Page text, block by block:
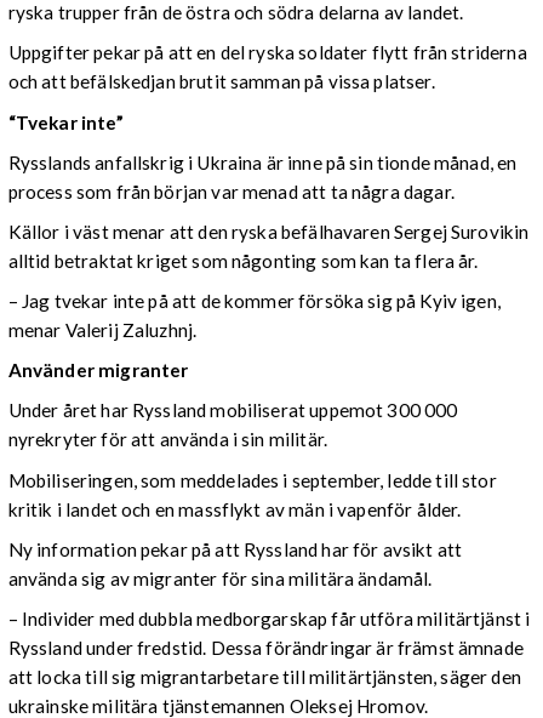
ryska trupper från de östra och södra delarna av landet.
Uppgifter pekar på att en del ryska soldater flytt från striderna
och att befälskedjan brutit samman på vissa platser.
“Tvekar inte”
Rysslands anfallskrig i Ukraina är inne på sin tionde månad, en
process som från början var menad att ta några dagar.
Källor i väst menar att den ryska befälhavaren Sergej Surovikin
alltid betraktat kriget som någonting som kan ta flera år.
– Jag tvekar inte på att de kommer försöka sig på Kyiv igen,
menar Valerij Zaluzhnj.
Använder migranter
Under året har Ryssland mobiliserat uppemot 300 000
nyrekryter för att använda i sin militär.
Mobiliseringen, som meddelades i september, ledde till stor
kritik i landet och en massflykt av män i vapenför ålder.
Ny information pekar på att Ryssland har för avsikt att
använda sig av migranter för sina militära ändamål.
– Individer med dubbla medborgarskap får utföra militärtjänst i
Ryssland under fredstid. Dessa förändringar är främst ämnade
att locka till sig migrantarbetare till militärtjänsten, säger den
ukrainske militära tjänstemannen Oleksej Hromov.